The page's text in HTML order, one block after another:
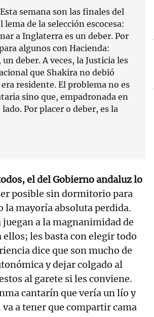
semana son las finales del
de la selección escocesa:
a Inglaterra es un deber. Por
algunos con Hacienda:
deber. A veces, la Justicia les
que Shakira no debió
residente. El problema no es
sino que, empadronada en
Por placer o deber, es la
el del Gobierno andaluz lo
posible sin dormitorio para
mayoría absoluta perdida.
a la magnanimidad de
les basta con elegir todo
dice que son mucho de
y dejar colgado al
al garete si les conviene.
cantarín que vería un lío y
a tener que compartir cama